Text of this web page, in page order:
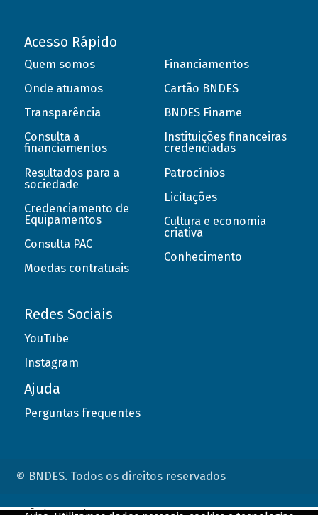
Acesso Rápido
Quem somos
Onde atuamos
Transparência
Consulta a
financiamentos
Resultados para a
sociedade
Credenciamento de
Equipamentos
Consulta PAC
Moedas contratuais
Financiamentos
Cartão BNDES
BNDES Finame
Instituições financeiras
credenciadas
Patrocínios
Licitações
Cultura e economia
criativa
Conhecimento
Redes Sociais
YouTube
Instagram
Ajuda
Perguntas frequentes
© BNDES. Todos os direitos reservados